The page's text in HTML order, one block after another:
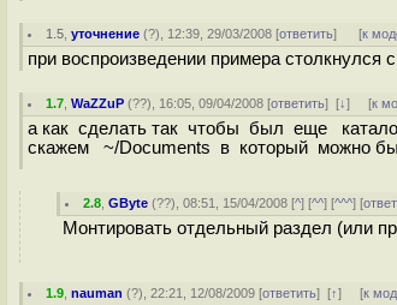
1.5 ,уточнение (?), 12:39, 29/03/2008 [ответить] [к
при воспроизведении примера
1.7 ,WaZZuP (??), 16:05, 09/04/2008 [ответить][↓] [к
а как сделать так чтобы был еще
скажем ~/Documents в который можно
2.8 ,GByte (??), 08:51, 15/04/2008 [^] [^^] [^^^] [
Монтировать отдельный раздел (или
1.9 ,nauman (?), 22:21, 12/08/2009 [ответить][↑] [к